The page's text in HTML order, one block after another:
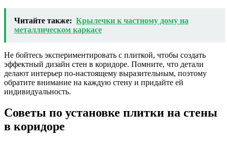
Читайте также: Крылечки к частному дому на
металлическом каркасе
Не бойтесь экспериментировать с плиткой, чтобы создать
эффектный дизайн стен в коридоре. Помните, что детали
делают интерьер по-настоящему выразительным, поэтому
обратите внимание на каждую стену и придайте ей
индивидуальность.
Советы по установке плитки на стены
в коридоре